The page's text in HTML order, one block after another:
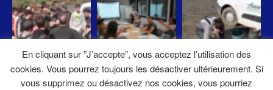
En cliquant sur ”J’accepte”, vous acceptez l’utilisation des
cookies. Vous pourrez toujours les désactiver ultérieurement. Si
vous supprimez ou désactivez nos cookies, vous pourriez